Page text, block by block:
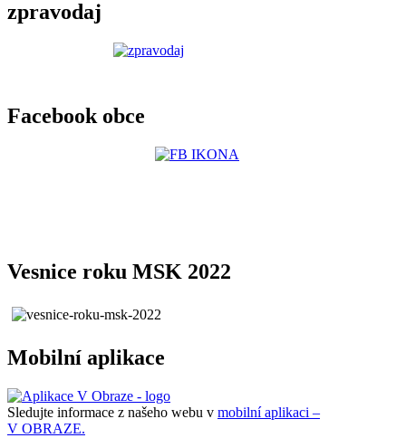
zpravodaj
Facebook obce
Vesnice roku MSK 2022
Mobilní aplikace
Sledujte informace z našeho webu v mobilní aplikaci –
V OBRAZE.